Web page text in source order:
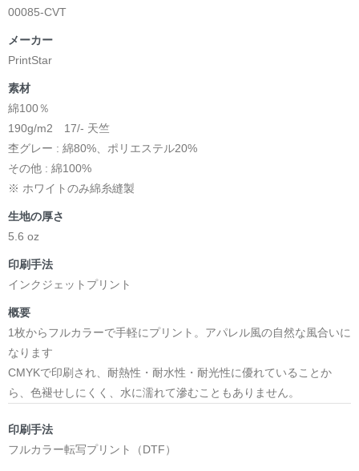
00085-CVT
メーカー
PrintStar
素材
綿100％
190g/m2 17/- 天竺
杢グレー : 綿80%、ポリエステル20%
その他 : 綿100%
※ ホワイトのみ綿糸縫製
生地の厚さ
5.6 oz
印刷手法
インクジェットプリント
概要
1枚からフルカラーで手軽にプリント。アパレル風の自然な風合いに
なります
CMYKで印刷され、耐熱性・耐水性・耐光性に優れていることか
ら、色褪せしにくく、水に濡れて滲むこともありません。
印刷手法
フルカラー転写プリント（DTF）